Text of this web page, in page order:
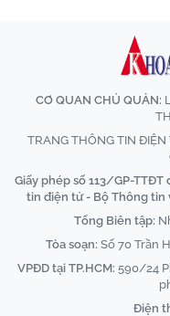
CƠ QUAN CHỦ QUẢN:
TRANG THÔNG TIN
Giấy phép số 113/GP-
tin điện tử - Bộ Thông
Tổng Biên tập:
Tòa soạn: Số 70 Trần
VPĐD tại TP.HCM: 590/24
Điện